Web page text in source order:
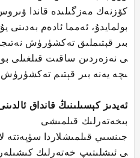
كۆزنەك مەزگىلىدە قاندا
بولمايدۇ، ئەمما ئادەم بەدىنى
بىر قېتىملىق تەكشۈرۈش
ى نەزەردىن ساقىت قىلغىلى
ىچە يەنە بىر قېتىم
ئەيدىز كېسىلىنىڭ قانداق
بىخەتەرلىك قىلمىشى
جىنسىي قىلمىشلاردا سۈپەتتە
ى ئىشلىتىپ خەتەرلىك